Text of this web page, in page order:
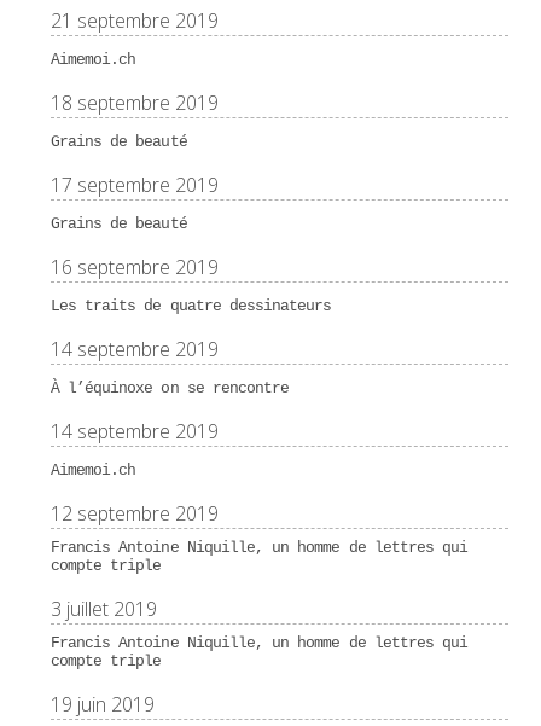
21 septembre 2019
Aimemoi.ch
18 septembre 2019
Grains de beauté
17 septembre 2019
Grains de beauté
16 septembre 2019
Les traits de quatre dessinateurs
14 septembre 2019
À l’équinoxe on se rencontre
14 septembre 2019
Aimemoi.ch
12 septembre 2019
Francis Antoine Niquille, un homme de lettres qui
compte triple
3 juillet 2019
Francis Antoine Niquille, un homme de lettres qui
compte triple
19 juin 2019